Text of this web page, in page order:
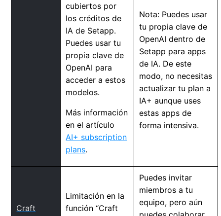
cubiertos por
los créditos de
IA de Setapp.
Puedes usar tu
propia clave de
OpenAI para
acceder a estos
modelos.
Más información
en el artículo
AI+ subscription
plans.
Nota: Puedes usar
tu propia clave de
OpenAI dentro de
Setapp para apps
de IA. De este
modo, no necesitas
actualizar tu plan a
IA+ aunque uses
estas apps de
forma intensiva.
Craft
Limitación en la
función “Craft
Puedes invitar
miembros a tu
equipo, pero aún